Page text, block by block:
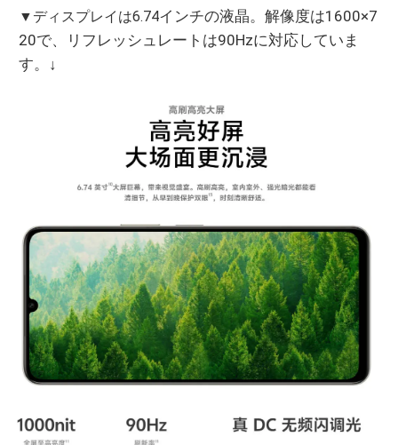
▼ディスプレイは6.74インチの液晶。解像度は1600×7
20で、リフレッシュレートは90Hzに対応していま
す。↓